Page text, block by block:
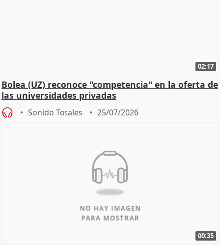
02:17
Bolea (UZ) reconoce "competencia" en la oferta de
las universidades privadas
Sonido Totales 25/07/2026
00:35